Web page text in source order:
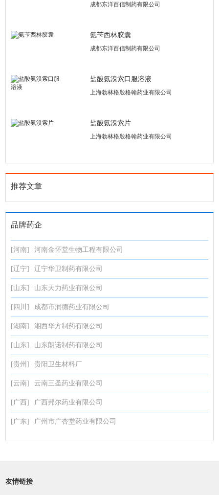
成都东洋百信制药有限公司
氨苄西林胶囊
成都东洋百信制药有限公司
盐酸氨溴索口服溶液
上海勃林格殷格翰药业有限公司
盐酸氨溴索片
上海勃林格殷格翰药业有限公司
推荐文章
品牌药企
[河南] 河南金怀堂生物工程有限公司
[辽宁] 辽宁华卫制药有限公司
[山东] 山东天力药业有限公司
[四川] 成都市润德药业有限公司
[湖南] 湘西华方制药有限公司
[山东] 山东朗诺制药有限公司
[贵州] 贵阳卫生材料厂
[云南] 云南三圣药业有限公司
[广西] 广西邦尔药业有限公司
[广东] 广州市广杏堂药业有限公司
友情链接